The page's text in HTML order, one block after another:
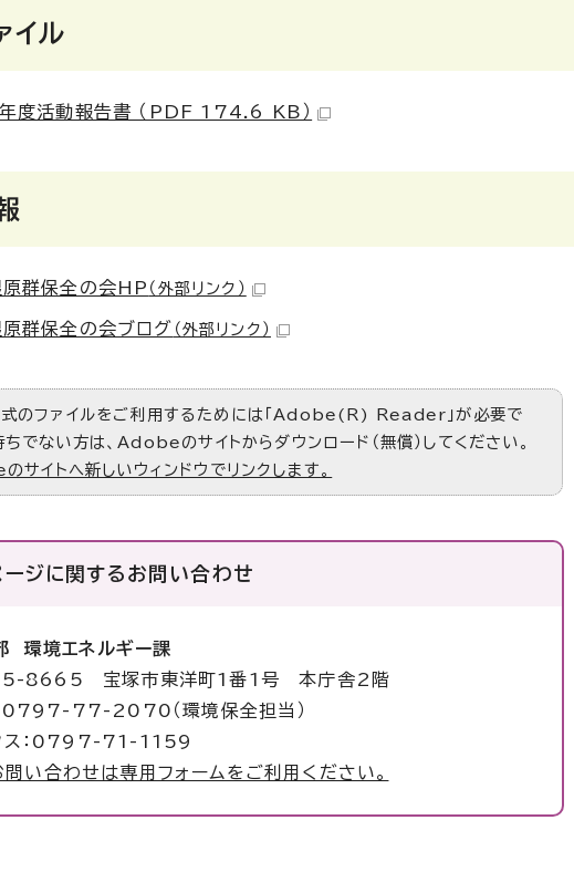
イル
度活動報告書 （PDF 174.6 KB）
原群保全の会HP （外部リンク）
群保全の会ブログ （外部リンク）
のファイルをご利用するためには「Adobe(R) Reader」が必要で
ちでない方は、Adobeのサイトからダウンロード（無償）してください。
サイトへ新しいウィンドウでリンクします。
ージに関する お問い合わせ
環境エネルギー課
8665 宝塚市東洋町1番1号 本庁舎2階
0797-77-2070（環境保全担当）
ス：0797-71-1159
問い合わせは専用フォームをご利用ください。